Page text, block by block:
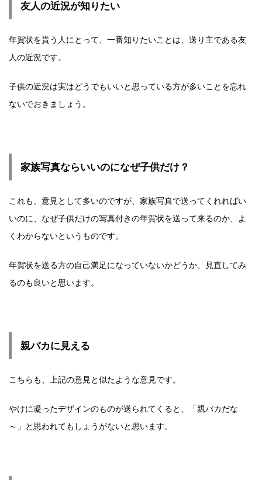
友人の近況が知りたい
年賀状を貰う人にとって、一番知りたいことは、送り主である友
人の近況です。
子供の近況は実はどうでもいいと思っている方が多いことを忘れ
ないでおきましょう。
家族写真ならいいのになぜ子供だけ？
これも、意見として多いのですが、家族写真で送ってくれればい
いのに、なぜ子供だけの写真付きの年賀状を送って来るのか、よ
くわからないというものです。
年賀状を送る方の自己満足になっていないかどうか、見直してみ
るのも良いと思います。
親バカに見える
こちらも、上記の意見と似たような意見です。
やけに凝ったデザインのものが送られてくると、「親バカだな
～」と思われてもしょうがないと思います。